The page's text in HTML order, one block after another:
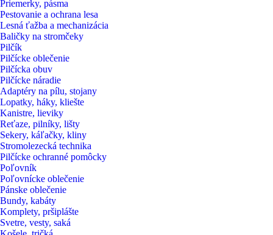
Priemerky, pásma
Pestovanie a ochrana lesa
Lesná ťažba a mechanizácia
Baličky na stromčeky
Pilčík
Pilčícke oblečenie
Pilčícka obuv
Pilčícke náradie
Adaptéry na pílu, stojany
Lopatky, háky, kliešte
Kanistre, lieviky
Reťaze, pilníky, lišty
Sekery, káľačky, kliny
Stromolezecká technika
Pilčícke ochranné pomôcky
Poľovník
Poľovnícke oblečenie
Pánske oblečenie
Bundy, kabáty
Komplety, pršiplášte
Svetre, vesty, saká